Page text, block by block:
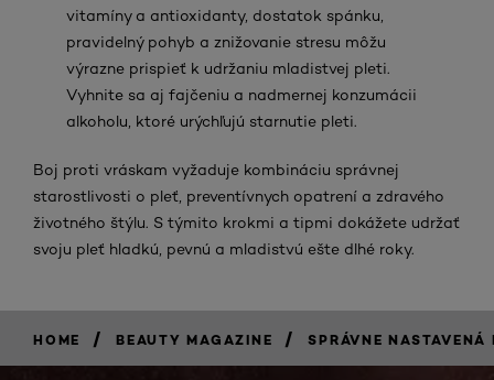
vitamíny a antioxidanty, dostatok spánku,
pravidelný pohyb a znižovanie stresu môžu
výrazne prispieť k udržaniu mladistvej pleti.
Vyhnite sa aj fajčeniu a nadmernej konzumácii
alkoholu, ktoré urýchľujú starnutie pleti.
Boj proti vráskam vyžaduje kombináciu správnej
starostlivosti o pleť, preventívnych opatrení a zdravého
životného štýlu. S týmito krokmi a tipmi dokážete udržať
svoju pleť hladkú, pevnú a mladistvú ešte dlhé roky.
HOME / BEAUTY MAGAZINE / SPRÁVNE